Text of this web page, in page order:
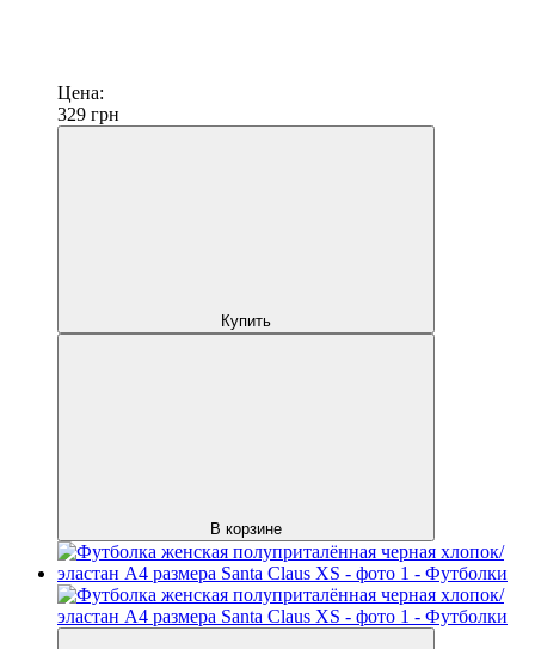
Цена:
329 грн
Купить
В корзине